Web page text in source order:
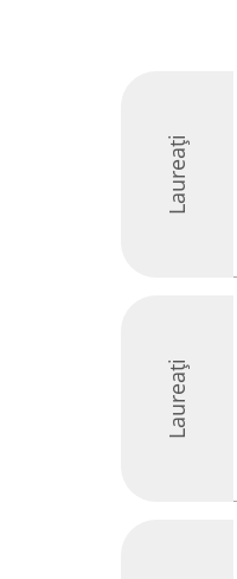
Laureați
Laureați